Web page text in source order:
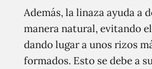
Además, la linaza ayuda a
manera natural, evitando
dando lugar a unos rizos
formados. Esto se debe a